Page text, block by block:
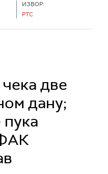
ИЗВОР:
РТС
две
дану;